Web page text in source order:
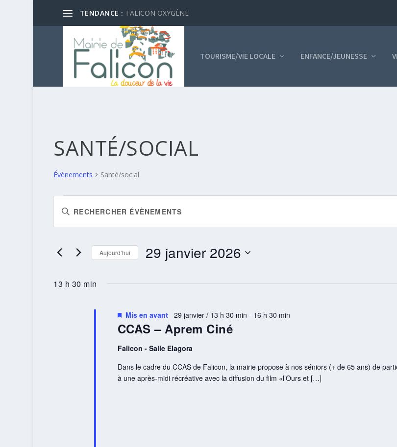
TENDANCE : FALICON OXYGÈNE
TOURISME/VIE LOCALE ENFANCE/JEUNESSE
SANTÉ/SOCIAL
Évènements Santé/social
FOR
29
JANVIER
2026
ET
NAVIGATION
VUES
Saisir
mot-
clé.
Évènements
clé.
Aujourd’hui 29 janvier 2026
13 h 30 min
CCAS – Aprem Ciné
Mis en avant 29 janvier / 13 h 30 min - 16 h 30 min
Falicon - Salle Elagora
Dans le cadre du CCAS de Falicon, la mairie propose à nos séniors (+ de 65 ans) de
à une après-midi récréative avec la diffusion du film «l’Ours et […]